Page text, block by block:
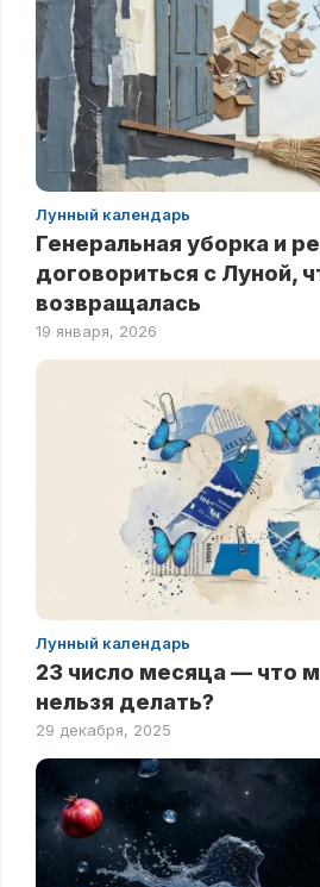
Лунный календарь
Генеральная уборка и
договориться с Луной,
возвращалась
19 января, 2026
Лунный календарь
23 число месяца — что
нельзя делать?
29 декабря, 2025